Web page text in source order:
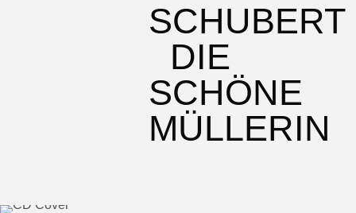
SCHUBERT
DIE
SCHÖNE
MÜLLERIN